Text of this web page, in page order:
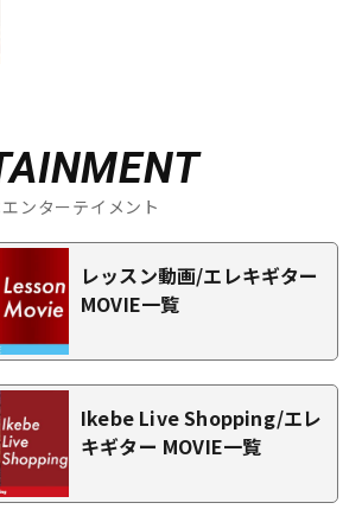
ンターテイメント
レッスン動画/エレキギター
MOVIE一覧
Ikebe Live Shopping/エレ
キギター MOVIE一覧